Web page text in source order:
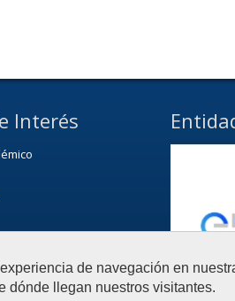
de navegación en
dónde llegan nuestros visitantes.
Interés